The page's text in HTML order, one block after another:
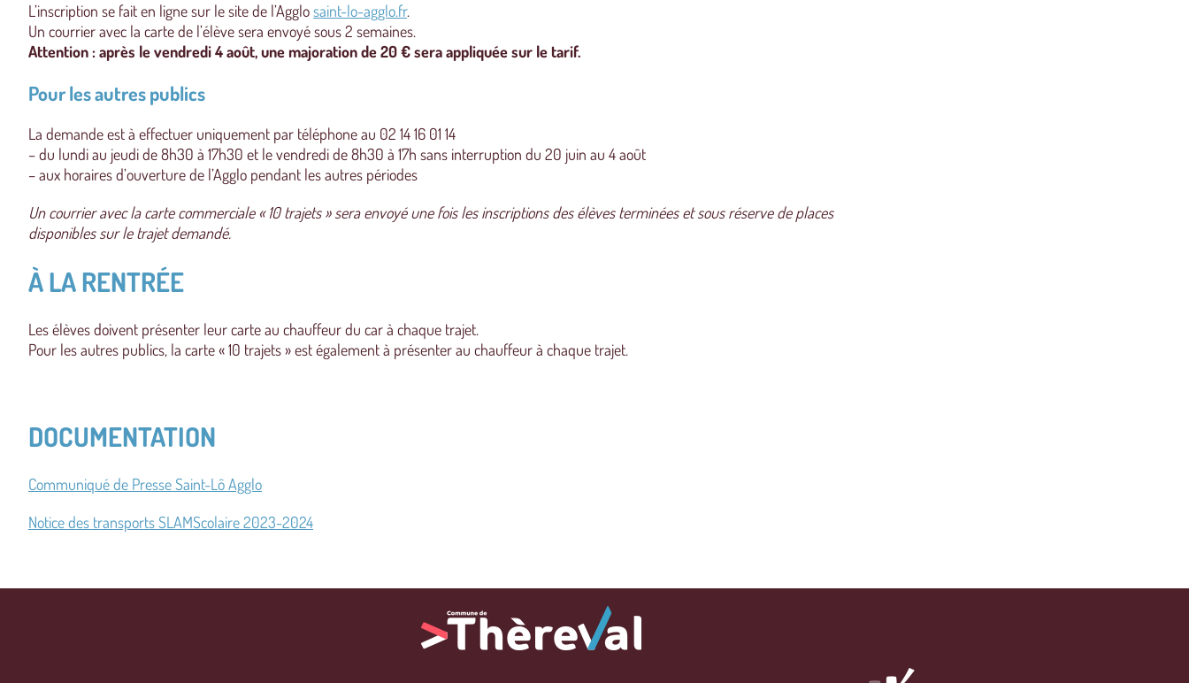
L’inscription se fait en ligne sur le site de l’Agglosaint-lo-agglo.fr.
Un courrier avec la carte de l’élève sera envoyé sous 2 semaines.
Attention : après le vendredi 4 août, une majoration de 20 € sera appliquée sur le tarif.
Pour les autres publics
La demande est à effectuer uniquement par téléphone au 02 14 16 01 14
– du lundi au jeudi de 8h30 à 17h30 et le vendredi de 8h30 à 17h sans interruption du 20 juin au 4 août
– aux horaires d’ouverture de l’Agglo pendant les autres périodes
Un courrier avec la carte commerciale « 10 trajets » sera envoyé une fois les inscriptions des élèves terminées et sous réserve de places
disponibles sur le trajet demandé.
À LA RENTRÉE
Les élèves doivent présenter leur carte au chauffeur du car à chaque trajet.
Pour les autres publics, la carte « 10 trajets » est également à présenter au chauffeur à chaque trajet.
DOCUMENTATION
Communiqué de Presse Saint-Lô Agglo
Notice des transports SLAMScolaire 2023-2024